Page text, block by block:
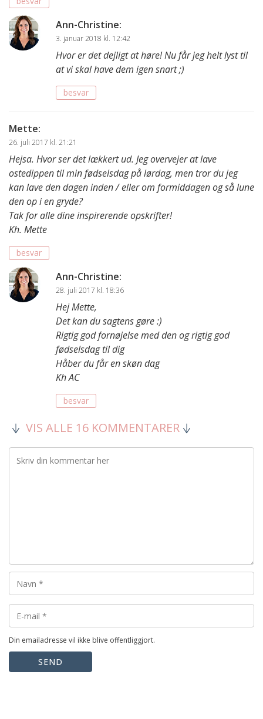
Ann-Christine:
3. januar 2018 kl. 12:42
Hvor er det dejligt at høre! Nu får jeg helt lyst til
at vi skal have dem igen snart ;)
besvar
Mette:
26. juli 2017 kl. 21:21
Hejsa. Hvor ser det lækkert ud. Jeg overvejer at lave
ostedippen til min fødselsdag på lørdag, men tror du jeg
kan lave den dagen inden / eller om formiddagen og så lune
den op i en gryde?
Tak for alle dine inspirerende opskrifter!
Kh. Mette
besvar
Ann-Christine:
28. juli 2017 kl. 18:36
Hej Mette,
Det kan du sagtens gøre :)
Rigtig god fornøjelse med den og rigtig god
fødselsdag til dig
Håber du får en skøn dag
Kh AC
besvar
VIS ALLE 16 KOMMENTARER
Din emailadresse vil ikke blive offentliggjort.
SEND